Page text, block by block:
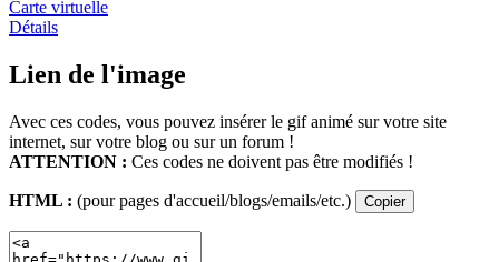
Carte virtuelle
Détails
Lien de l'image
Avec ces codes, vous pouvez insérer le gif animé sur votre site
internet, sur votre blog ou sur un forum !
ATTENTION : Ces codes ne doivent pas être modifiés !
HTML : (pour pages d'accueil/blogs/emails/etc.) Copier